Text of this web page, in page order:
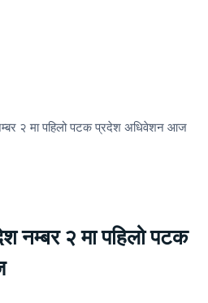
२ मा पहिलो पटक प्रदेश अधिवेशन आज
नम्बर २ मा पहिलो पटक